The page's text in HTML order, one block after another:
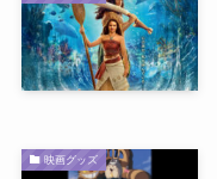
映画グッズ